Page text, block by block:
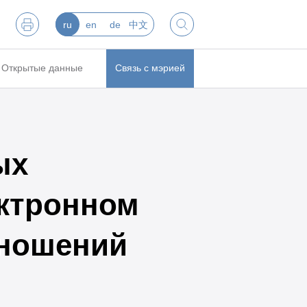
ru en de 中文
Открытые данные Связь с мэрией